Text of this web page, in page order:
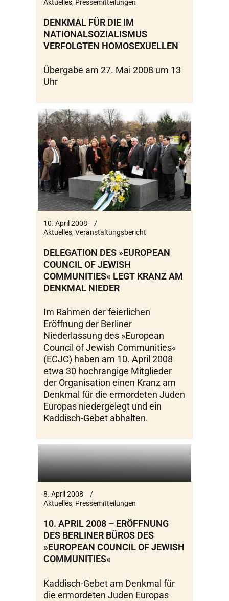
Aktuelles, Pressemitteilungen
DENKMAL FÜR DIE IM
NATIONALSOZIALISMUS
VERFOLGTEN HOMOSEXUELLEN
Übergabe am 27. Mai 2008 um 13
Uhr
10. April 2008
Aktuelles,Veranstaltungsbericht
DELEGATION DES »EUROPEAN
COUNCIL OF JEWISH
COMMUNITIES« LEGT KRANZ AM
DENKMAL NIEDER
Im Rahmen der feierlichen
Eröffnung der Berliner
Niederlassung des »European
Council of Jewish Communities«
(ECJC) haben am 10. April 2008
etwa 30 hochrangige Mitglieder
der Organisation einen Kranz am
Denkmal für die ermordeten Juden
Europas niedergelegt und ein
Kaddisch-Gebet abhalten.
8. April 2008
Aktuelles, Pressemitteilungen
10. APRIL 2008 – ERÖFFNUNG
DES BERLINER BÜROS DES
»EUROPEAN COUNCIL OF JEWISH
COMMUNITIES«
Kaddisch-Gebet am Denkmal für
die ermordeten Juden Europas